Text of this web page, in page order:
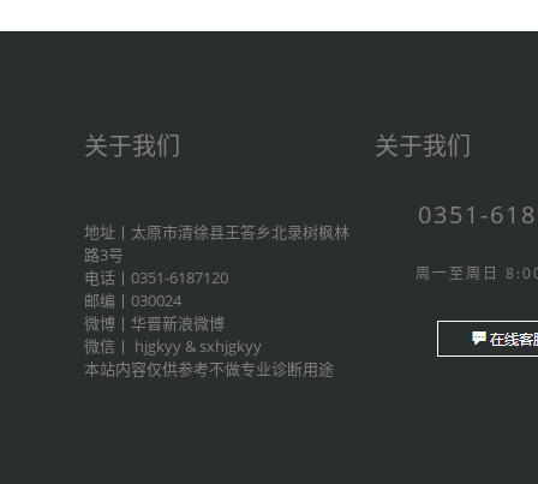
关于我们
地址丨太原市清徐县王答乡北录树枫林
路3号
电话丨0351-6187120
邮编丨030024
微博丨 华晋新浪微博
微信丨 hjgkyy & sxhjgkyy
本站内容仅供参考不做专业诊断用途
关于我们
0351-
周一至周日